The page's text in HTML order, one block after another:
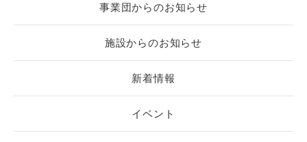
事業団からのお知らせ
施設からのお知らせ
新着情報
イベント